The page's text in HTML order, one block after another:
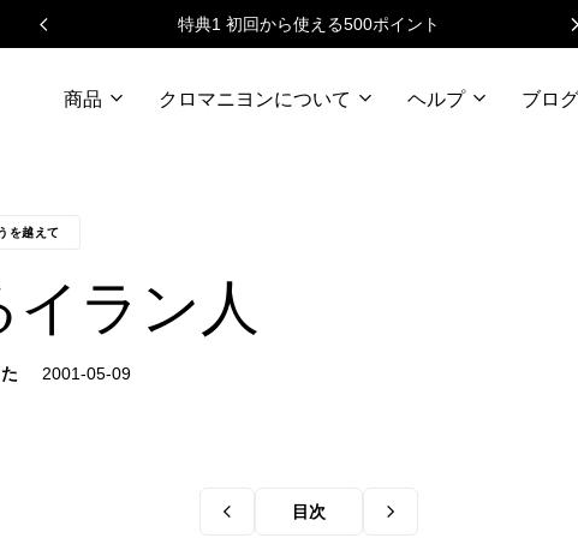
特典1 初回から使える500ポイント
商品 クロマニヨンについて ヘルプ ブログ
を越えて
イラン人
目次